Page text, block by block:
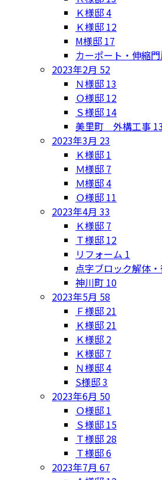
Ｋ様邸4
Ｋ様邸 12
M様邸 17
カーポート・伸縮
2023年2月 52
Ｎ様邸 13
Ｏ様邸 12
Ｓ様邸 14
美里町 外構工事
2023年3月 23
Ｋ様邸 1
Ｍ様邸 7
Ｍ様邸4
Ｏ様邸 11
2023年4月 33
Ｋ様邸 7
Ｔ様邸 12
リフォーム 1
点字ブロック解体
神川町 10
2023年5月 58
Ｆ様邸 21
Ｋ様邸 21
Ｋ様邸 2
Ｋ様邸 7
Ｎ様邸4
S様邸3
2023年6月 50
Ｏ様邸 1
Ｓ様邸 15
Ｔ様邸 28
Ｔ様邸6
2023年7月 67